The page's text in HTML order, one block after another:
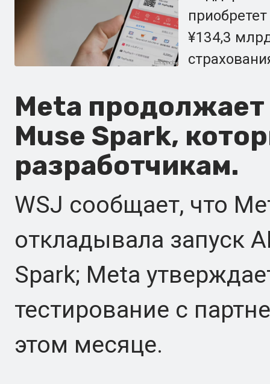
¥134,3
Meta
Muse Spark,
разработчикам.
WSJ сообщает, что
откладывала запуск
Spark; Meta
тестирование с
этом месяце.